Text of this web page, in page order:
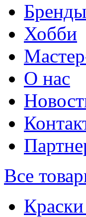
Бренды
Хобби
О нас
Все